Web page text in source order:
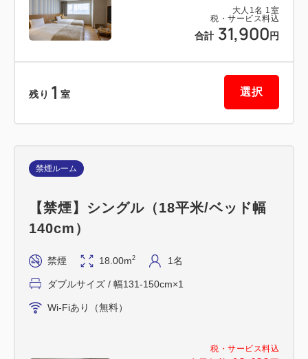
■精算方法■
駐車券を持参のうえホテルにてご精算お願いいたしま
【広島県宿泊税】
2026年4月1日より宿泊税が導入されます。
1人1泊あたりの宿泊料金が素泊まり・税金抜きで
大人 1名 1室
税・サービス料込
合計 31,900 円
残り 1 室 選択
税・サービス料込
禁煙ルーム
【禁煙】シングル（18平米/ベッド幅
140cm）
禁煙 18.00m2 1名
ダブルサイズ / 幅131-150cm×1
Wi-Fiあり（無料）